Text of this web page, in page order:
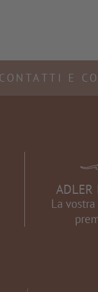
CONTATTI E
La